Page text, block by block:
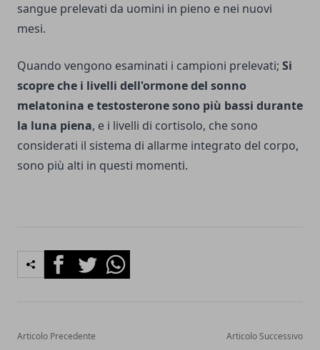
sangue prelevati da uomini in pieno e nei nuovi
mesi.
Quando vengono esaminati i campioni prelevati; Si
scopre che i livelli dell'ormone del sonno
melatonina e testosterone sono più bassi durante
la luna piena, e i livelli di cortisolo, che sono
considerati il ​​sistema di allarme integrato del corpo,
sono più alti in questi momenti.
FacebookTwitterWhatsapp
Articolo Precedente Articolo Successivo